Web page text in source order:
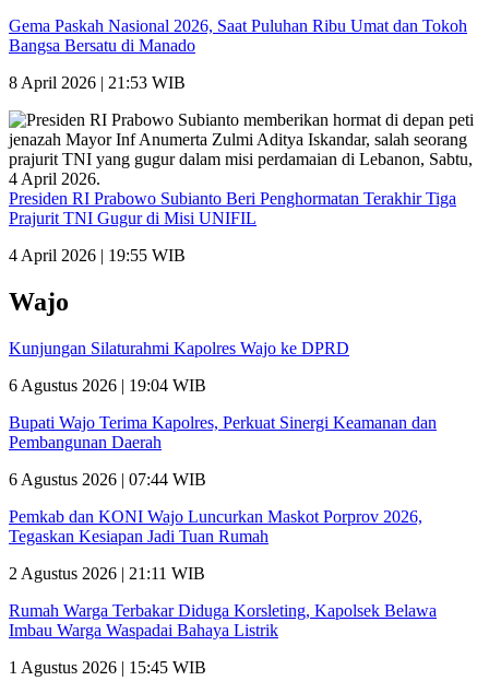
Gema Paskah Nasional 2026, Saat Puluhan Ribu Umat dan Tokoh
Bangsa Bersatu di Manado
8 April 2026 | 21:53 WIB
Presiden RI Prabowo Subianto Beri Penghormatan Terakhir Tiga
Prajurit TNI Gugur di Misi UNIFIL
4 April 2026 | 19:55 WIB
Wajo
Kunjungan Silaturahmi Kapolres Wajo ke DPRD
6 Agustus 2026 | 19:04 WIB
Bupati Wajo Terima Kapolres, Perkuat Sinergi Keamanan dan
Pembangunan Daerah
6 Agustus 2026 | 07:44 WIB
Pemkab dan KONI Wajo Luncurkan Maskot Porprov 2026,
Tegaskan Kesiapan Jadi Tuan Rumah
2 Agustus 2026 | 21:11 WIB
Rumah Warga Terbakar Diduga Korsleting, Kapolsek Belawa
Imbau Warga Waspadai Bahaya Listrik
1 Agustus 2026 | 15:45 WIB